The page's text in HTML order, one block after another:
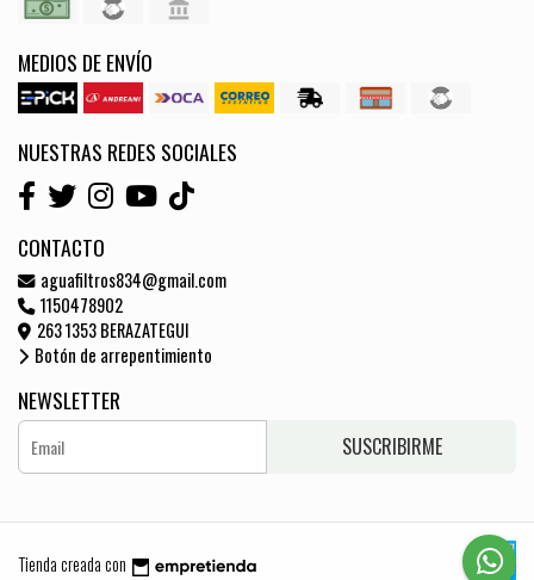
MEDIOS DE ENVÍO
NUESTRAS REDES SOCIALES
CONTACTO
aguafiltros834@gmail.com
1150478902
263 1353 BERAZATEGUI
Botón de arrepentimiento
NEWSLETTER
SUSCRIBIRME
Tienda creada con